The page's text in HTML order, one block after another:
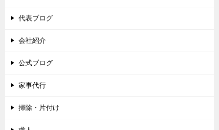
代表ブログ
会社紹介
公式ブログ
家事代行
掃除・片付け